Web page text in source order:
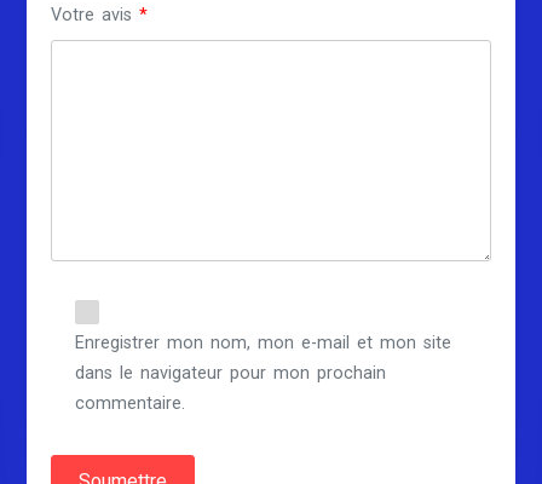
Votre avis*
Enregistrer mon nom, mon e-mail et mon site
dans le navigateur pour mon prochain
commentaire.